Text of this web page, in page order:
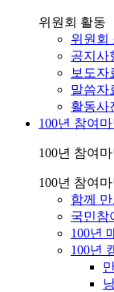
위원회 활동
위원회
공지사
보도자
말씀자
활동사
100년 참여
100년 참여
100년 참여
함께
국민참
100년
100년